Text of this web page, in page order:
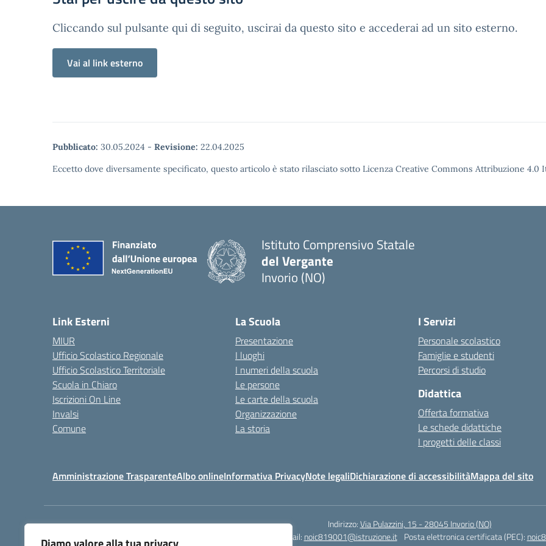
Cliccando sul pulsante qui di seguito, uscirai da questo sito e accederai ad un sito esterno.
Vai al link esterno
Pubblicato: 30.05.2024 - Revisione: 22.04.2025
Eccetto dove diversamente specificato, questo articolo è stato rilasciato sotto Licenza Creative Commons Attribuzione 4.0
Istituto Comprensivo Statale
del Vergante
Invorio (NO)
Link Esterni
MIUR
Ufficio Scolastico Regionale
Ufficio Scolastico Territoriale
Scuola in Chiaro
Iscrizioni On Line
Invalsi
Comune
La Scuola
Presentazione
I luoghi
I numeri della scuola
Le persone
Le carte della scuola
Organizzazione
La storia
I Servizi
Personale scolastico
Famiglie e studenti
Percorsi di studio
Didattica
Offerta formativa
Le schede didattiche
I progetti delle classi
Amministrazione TrasparenteAlbo onlineInformativa PrivacyNote legaliDichiarazione di accessibilitàMappa del sito
Indirizzo:Via Pulazzini, 15 - 28045 Invorio (NO)
Email: noic819001@istruzione.it Posta elettronica certificata (PEC):